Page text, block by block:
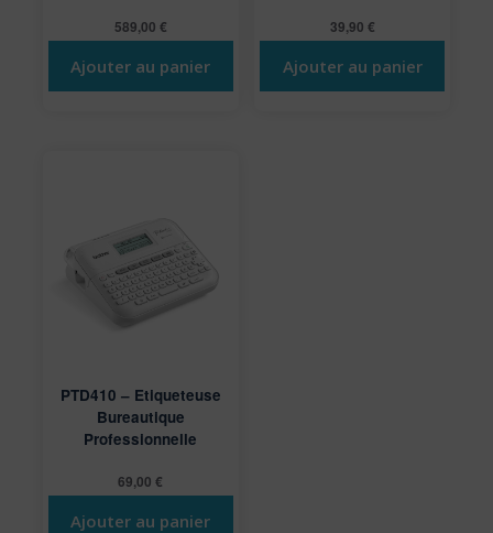
589,00 €
Ajouter au panier
39,90 €
Ajouter au panier
PTD410 – Etiqueteuse
Bureautique
Professionnelle
69,00€
Ajouter au panier